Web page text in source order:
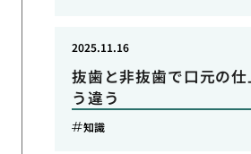
抜歯と非抜歯で口元の仕
う違う
2025.11.16
知識